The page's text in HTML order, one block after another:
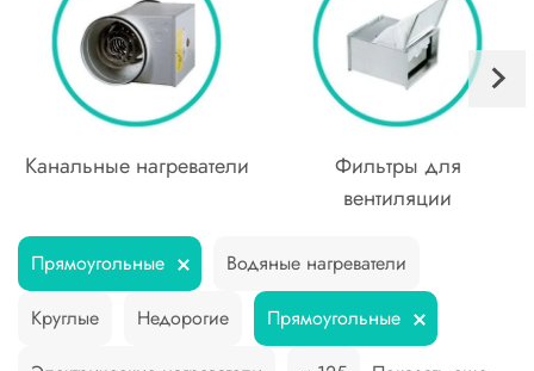
Канальные нагреватели
Фильтры для
вентиляции
Прямоугольные
Водяные нагреватели
Круглые
Недорогие
Прямоугольные